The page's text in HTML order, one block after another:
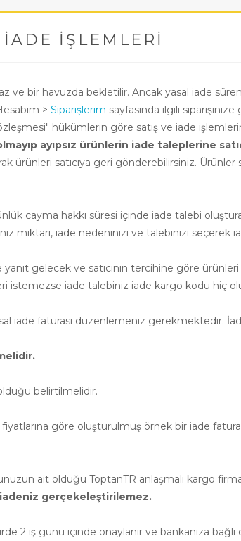
İADE İŞLEMLERI
ve bir havuzda bekletilir. Ancak yasal iade
> Siparişlerim sayfasında ilgili
hükümlerin göre satış ve iade
ayıpsız ürünlerin iade taleplerine
satıcıya geri gönderebilirsiniz. Ürünler
cayma hakkı süresi içinde iade talebi
miktarı, iade nedeninizi ve talebinizi seçerek
gelecek ve satıcının tercihine göre
istemezse iade talebiniz iade kargo kodu hiç
iade faturası düzenlemeniz gerekmektedir.
belirtilmelidir.
göre oluşturulmuş örnek bir iade
ait olduğu ToptanTR anlaşmalı kargo
iadeniz gerçekeleştirilemez.
2 iş günü içinde onaylanır ve bankanıza